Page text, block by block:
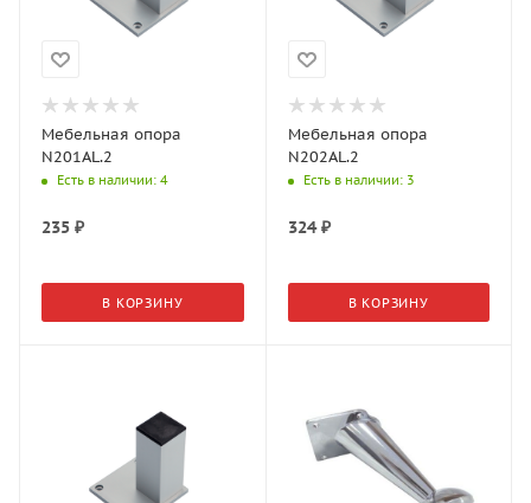
Мебельная опора
N201AL.2
Есть в наличии: 4
235 ₽
В КОРЗИНУ
Мебельная опора
N202AL.2
Есть в наличии: 3
324₽
В КОРЗИНУ